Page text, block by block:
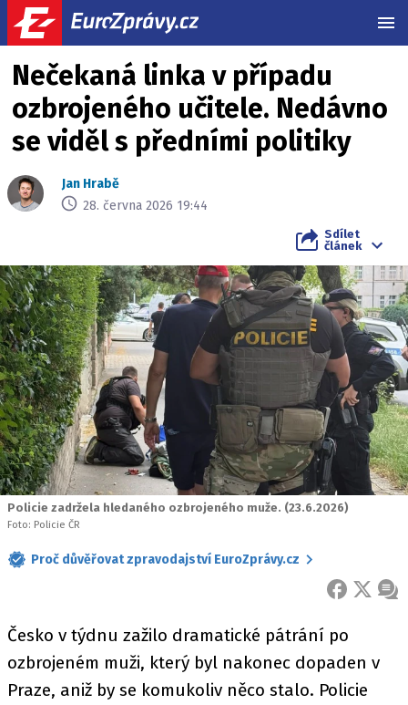
Nečekaná linka v případu
ozbrojeného učitele. Nedávno
se viděl s předními politiky
Jan Hrabě
28. června 2026 19:44
Sdílet
článek
Policie zadržela hledaného ozbrojeného muže. (23.6.2026)
Foto: Policie ČR
Proč důvěřovat zpravodajství EuroZprávy.cz
FACEBOOK
X
Česko v týdnu zažilo dramatické pátrání po
ozbrojeném muži, který byl nakonec dopaden v
Praze, aniž by se komukoliv něco stalo. Policie